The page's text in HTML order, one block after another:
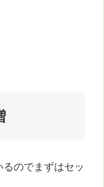
のでまずはセッ